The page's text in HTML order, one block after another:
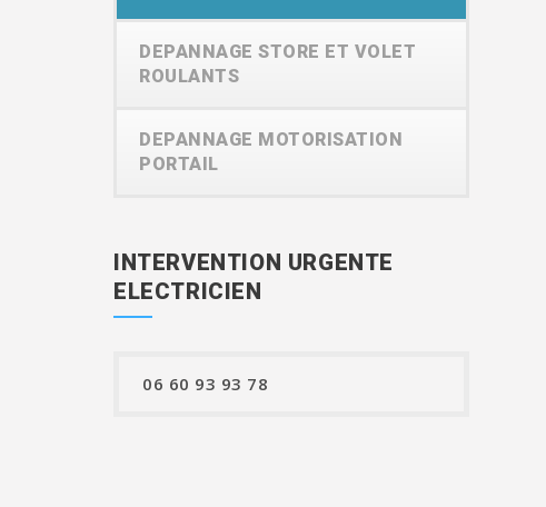
DEPANNAGE STORE ET VOLET
ROULANTS
DEPANNAGE MOTORISATION
PORTAIL
INTERVENTION URGENTE
ELECTRICIEN
06 60 93 93 78